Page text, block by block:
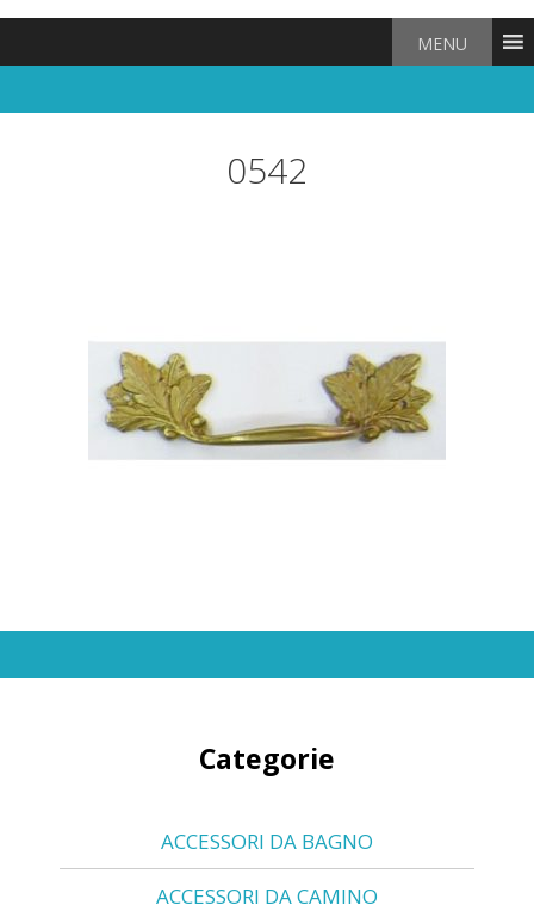
MENU
0542
Categorie
ACCESSORI DA BAGNO
ACCESSORI DA CAMINO